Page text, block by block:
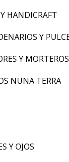
HANDICRAFT
Y
Y MORTEROS
NUNA TERRA
Y OJOS